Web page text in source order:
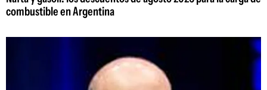
combustible en Argentina